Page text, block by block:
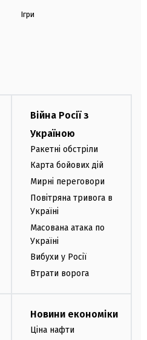
Ігри
Війна Росії з
Україною
Ракетні обстріли
Карта бойових дій
Мирні переговори
Повітряна тривога в
Україні
Масована атака по
Україні
Вибухи у Росії
Втрати ворога
Новини економіки
Ціна нафти